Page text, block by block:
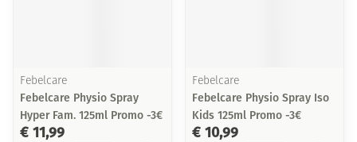
Febelcare
Febelcare Physio Spray
Hyper Fam. 125ml Promo -3€
€ 11,99
Febelcare
Febelcare Physio Spray Iso
Kids 125ml Promo -3€
€ 10,99